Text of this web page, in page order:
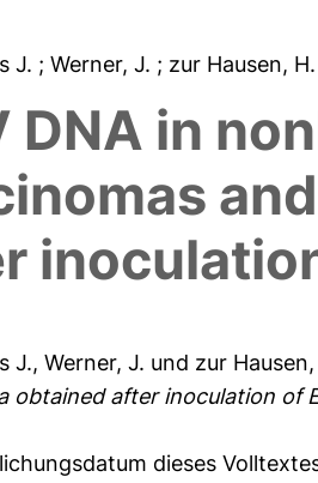
J. ; Werner, J. ; zur Hausen, H.
DNA in
J.,Werner, J. und zur Hausen,
obtained after inoculation of
dieses